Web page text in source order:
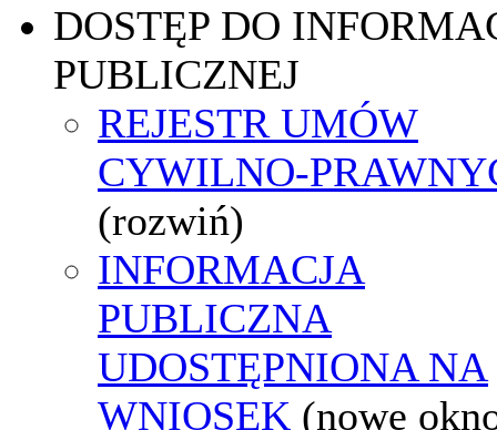
DOSTĘP DO
PUBLICZNEJ
REJESTR UMÓW
CYWILNO-
(rozwiń)
INFORMACJA
PUBLICZNA
UDOSTĘPNIONA NA
WNIOSEK (nowe